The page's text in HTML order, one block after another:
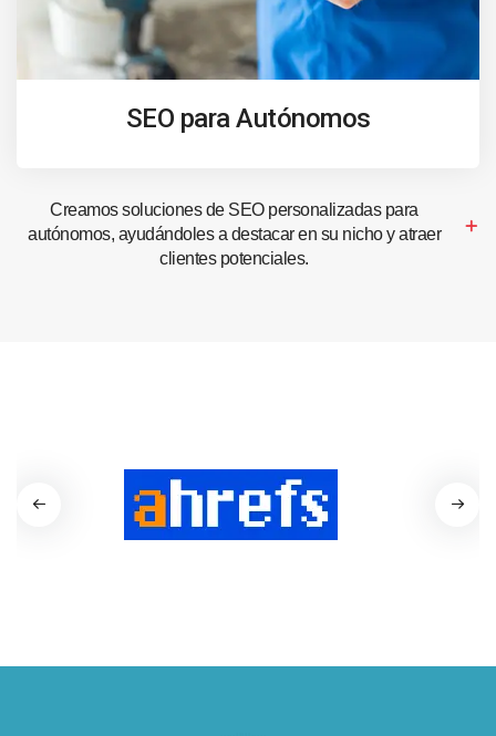
SEO para Autónomos
Creamos soluciones de SEO personalizadas para
autónomos, ayudándoles a destacar en su nicho y atraer
clientes potenciales.